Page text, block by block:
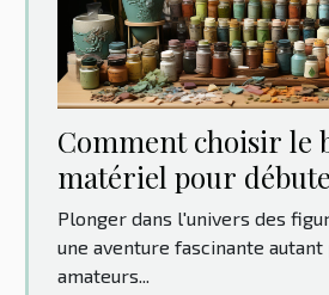
Comment choisir le
matériel pour
monde des figurines
Plonger dans l'univers des
une aventure fascinante
amateurs...